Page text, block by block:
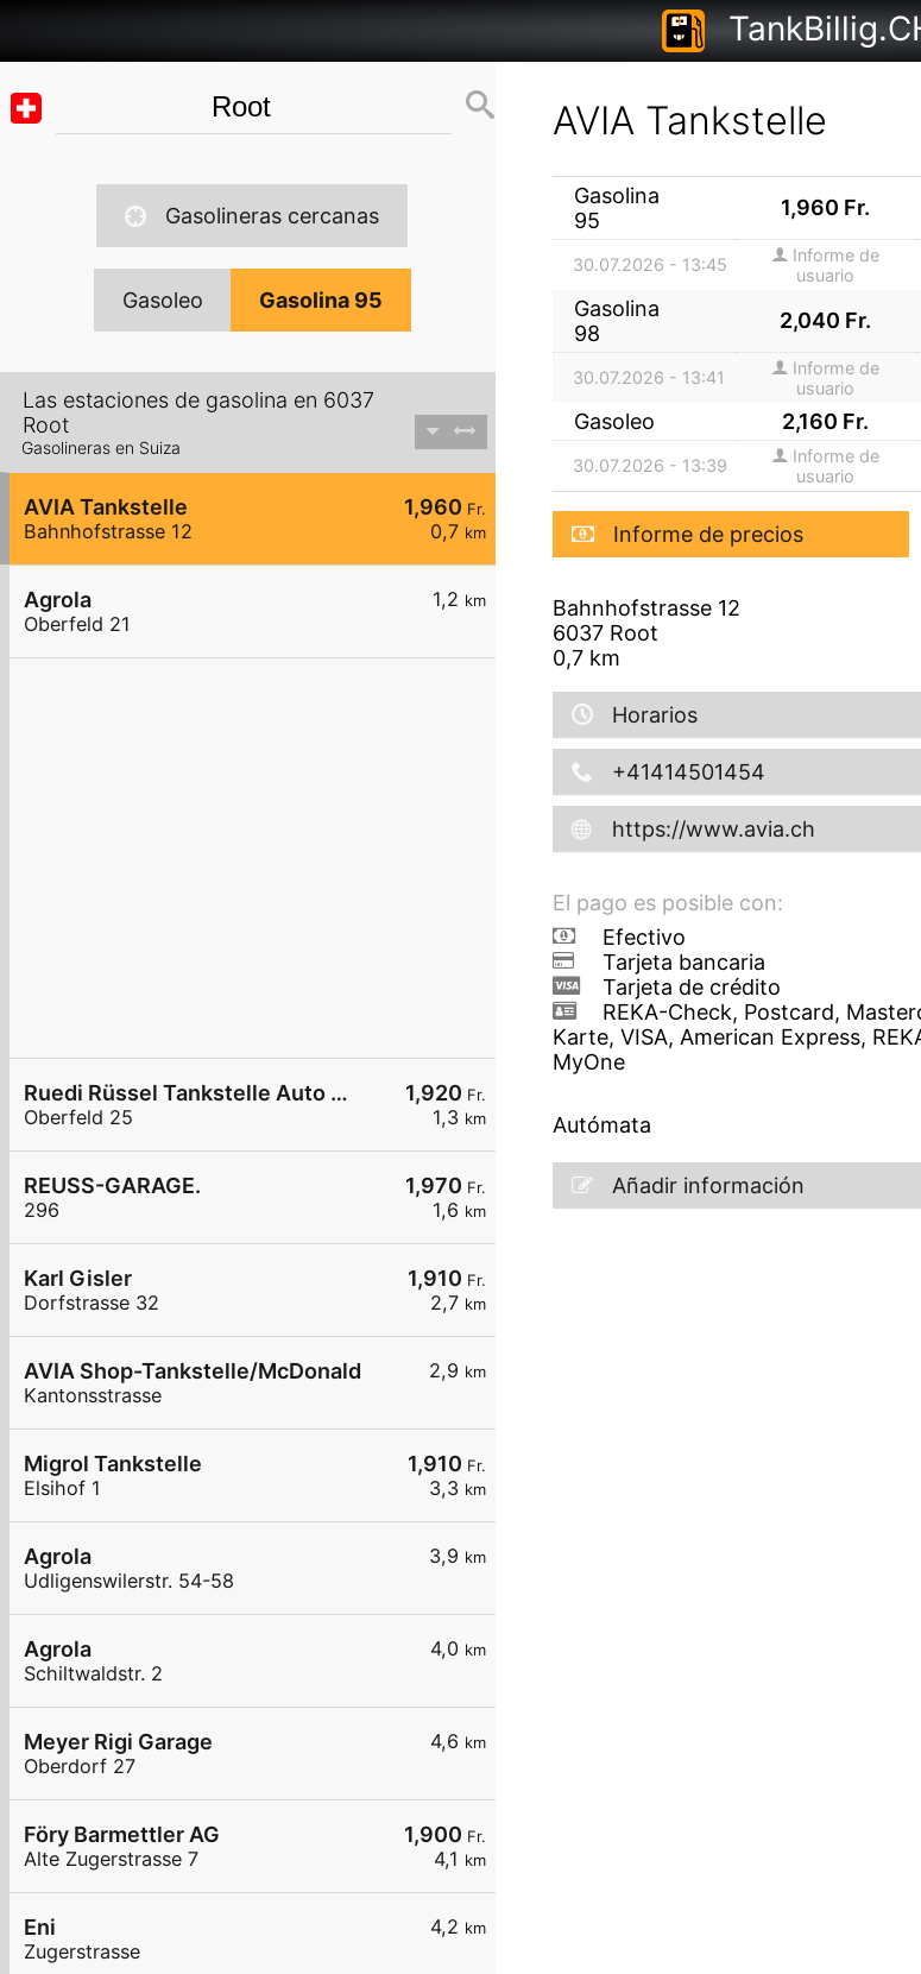
Gasolineras cercanas
Gasoleo Gasolina 95
Las estaciones de gasolina en 6037
Root
Gasolineras en Suiza
1,960 Fr.
0,7 km
AVIA Tankstelle
Bahnhofstrasse 12
1,2 km
Agrola
Oberfeld 21
1,920 Fr.
1,3 km
Ruedi Rüssel Tankstelle Auto Vogel & Partner AG
Oberfeld 25
1,970 Fr.
1,6 km
REUSS-GARAGE.
296
1,910 Fr.
2,7 km
Karl Gisler
Dorfstrasse 32
2,9 km
AVIA Shop-Tankstelle/McDonald
Kantonsstrasse
1,910 Fr.
3,3 km
Migrol Tankstelle
Elsihof 1
3,9 km
Agrola
Udligenswilerstr. 54-58
4,0 km
Agrola
Schiltwaldstr. 2
4,6 km
Meyer Rigi Garage
Oberdorf 27
1,900 Fr.
4,1 km
Föry Barmettler AG
Alte Zugerstrasse 7
4,2 km
Eni
Zugerstrasse
AVIA Tankstelle
Gasolina
95
1,960 Fr.
30.07.2026 - 13:45
Informe de
usuario
Gasolina
98
2,040 Fr.
30.07.2026 - 13:41
Informe de
usuario
Gasoleo 2,160 Fr.
30.07.2026 - 13:39
Informe de
usuario
Informe de precios
Bahnhofstrasse 12
6037 Root
0,7km
Horarios
+41414501454
https://www.avia.ch
El pago es posible con:
Efectivo
Tarjeta bancaria
Tarjeta de crédito
REKA-Check, Postcard,
Karte, VISA, American Express,
MyOne
Autómata
Añadir información